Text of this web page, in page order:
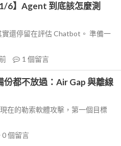
6】Agent 到底該怎麼測
還停留在評估 Chatbot。 準備一
1 個留言
都不放過：Air Gap 與離線
在的勒索軟體攻擊，第一個目標
0個留言